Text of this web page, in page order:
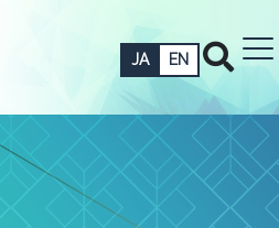
JA EN